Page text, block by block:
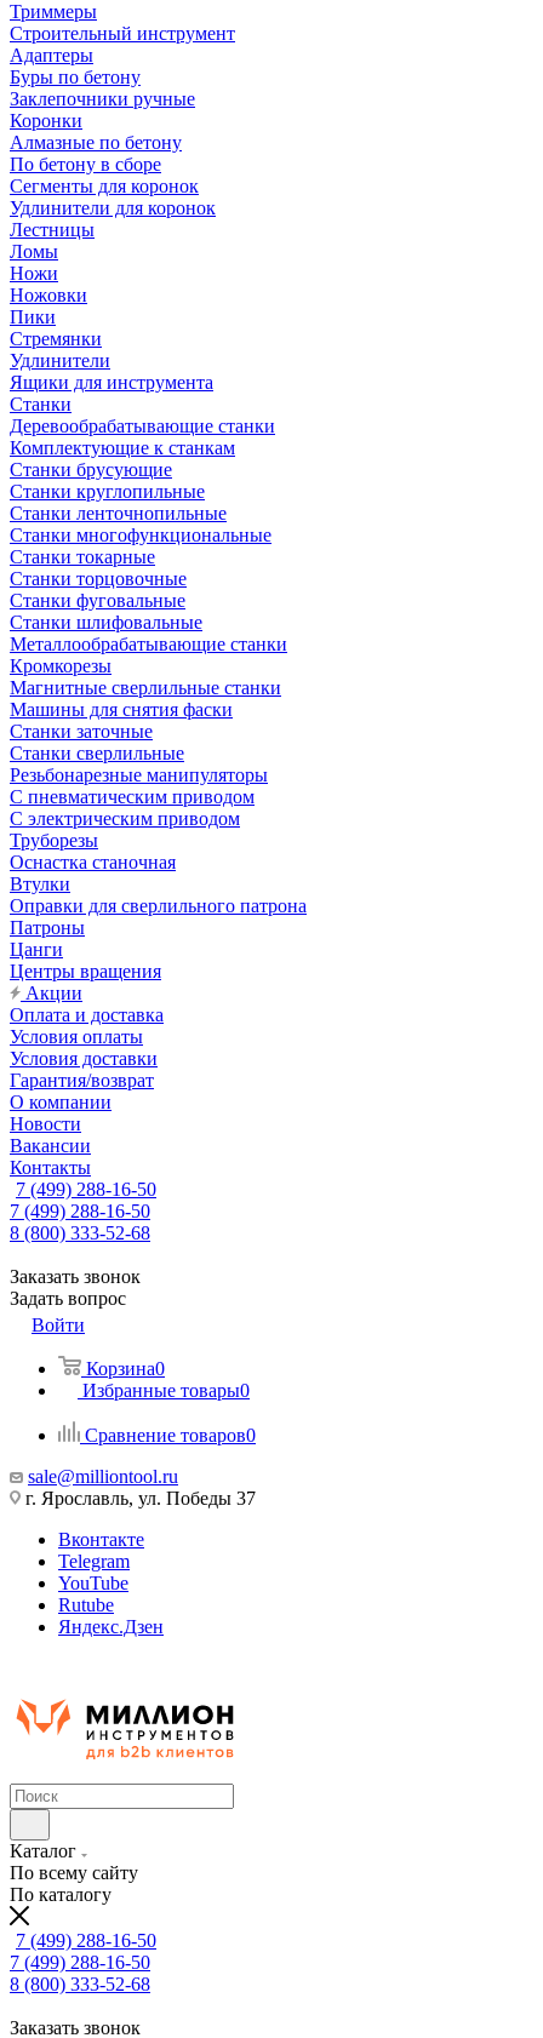
Триммеры
Строительный инструмент
Адаптеры
Буры по бетону
Заклепочники ручные
Коронки
Алмазные по бетону
По бетону в сборе
Сегменты для коронок
Удлинители для коронок
Лестницы
Ломы
Ножи
Ножовки
Пики
Стремянки
Удлинители
Ящики для инструмента
Станки
Деревообрабатывающие станки
Комплектующие к станкам
Станки брусующие
Станки круглопильные
Станки ленточнопильные
Станки многофункциональные
Станки токарные
Станки торцовочные
Станки фуговальные
Станки шлифовальные
Металлообрабатывающие станки
Кромкорезы
Магнитные сверлильные станки
Машины для снятия фаски
Станки заточные
Станки сверлильные
Резьбонарезные манипуляторы
С пневматическим приводом
С электрическим приводом
Труборезы
Оснастка станочная
Втулки
Оправки для сверлильного патрона
Патроны
Цанги
Центры вращения
Акции
Оплата и доставка
Условия оплаты
Условия доставки
Гарантия/возврат
О компании
Новости
Вакансии
Контакты
7 (499) 288-16-50
7 (499) 288-16-50
8 (800) 333-52-68
Заказать звонок
Задать вопрос
Войти
Корзина0
Избранные товары0
Сравнение товаров0
sale@milliontool.ru
г. Ярославль, ул. Победы 37
Вконтакте
Telegram
YouTube
Rutube
Яндекс.Дзен
Каталог
По всему сайту
По каталогу
7 (499) 288-16-50
7 (499) 288-16-50
8 (800) 333-52-68
Заказать звонок